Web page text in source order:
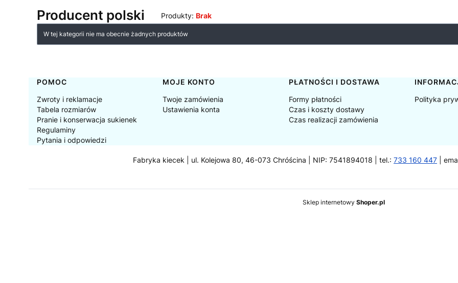
Producent polski Produkty: Brak
Lista produktów
W tej kategorii nie ma obecnie żadnych produktów
Linki w stopce
POMOC
Zwroty i reklamacje
Tabela rozmiarów
Pranie i konserwacja sukienek
Regulaminy
Pytania i odpowiedzi
MOJE KONTO
Twoje zamówienia
Ustawienia konta
PŁATNOŚCI I DOSTAWA
Formy płatności
Czas i koszty dostawy
Czas realizacji zamówienia
Polityka
Fabryka kiecek | ul. Kolejowa 80, 46-073 Chróścina | NIP: 7541894018 | tel.: 733 160 447 |
Sklep internetowy Shoper.pl